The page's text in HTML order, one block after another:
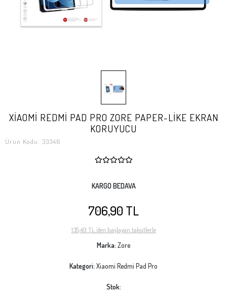
XİAOMİ REDMİ PAD PRO ZORE PAPER-LİKE EKRAN
KORUYUCU
Ürün Kodu: 33346
KARGO BEDAVA
706,90 TL
135,49 TL 'den başlayan taksitlerle
Marka: Zore
Kategori: Xiaomi Redmi Pad Pro
Stok: